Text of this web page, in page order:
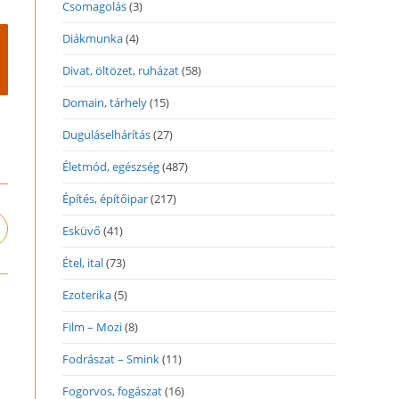
Csomagolás(3)
Diákmunka(4)
Divat, öltözet, ruházat(58)
Domain, tárhely(15)
Duguláselhárítás(27)
Életmód, egészség(487)
Építés, építőipar(217)
Esküvő (41)
Étel, ital(73)
Ezoterika(5)
Film – Mozi(8)
Fodrászat – Smink(11)
Fogorvos, fogászat(16)